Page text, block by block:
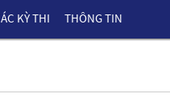
KỲ THI THÔNG TIN